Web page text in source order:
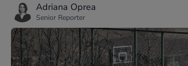
Adriana Oprea
Senior Reporter